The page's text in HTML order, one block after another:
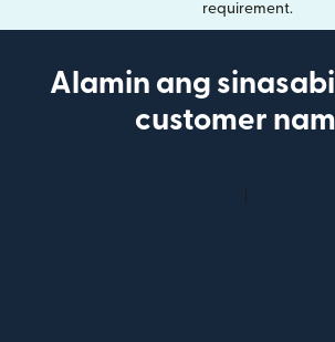
requirement.
Alamin ang
customer